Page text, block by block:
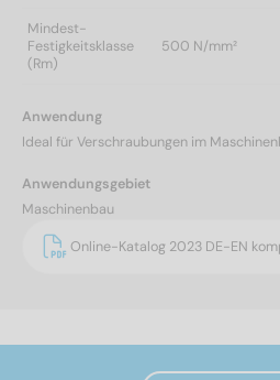
Mindest-
Festigkeitsklasse
(Rm)
500 N/mm²
Anwendung
Ideal für Verschraubungen im
Anwendungsgebiet
Maschinenbau
Online-Katalog 2023 DE-EN